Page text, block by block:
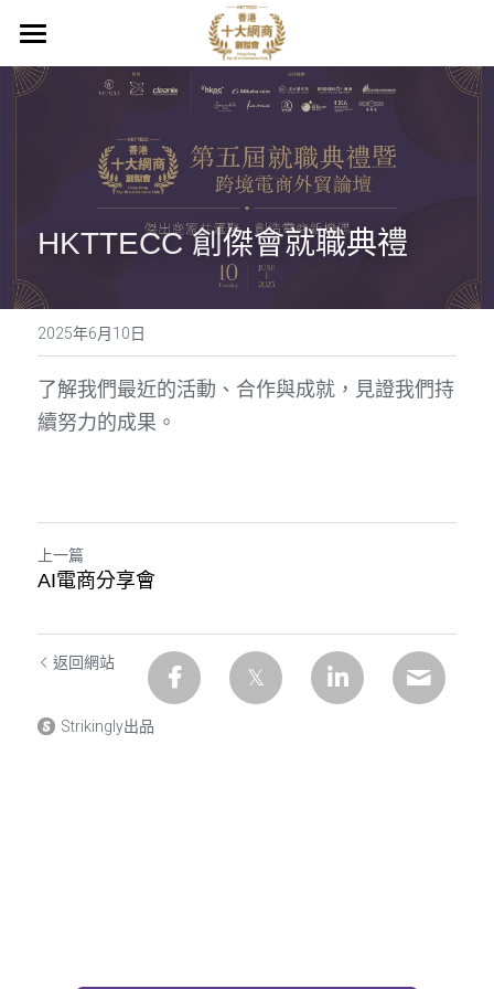
介紹
最新消息
HKTTECC 創傑會就職典禮
2025年6月10日
了解我們最近的活動、合作與成就，見證我們持
續努力的成果。
上一篇
AI電商分享會
返回網站
Strikingly出品